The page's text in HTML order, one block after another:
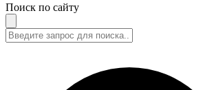
Поиск по сайту